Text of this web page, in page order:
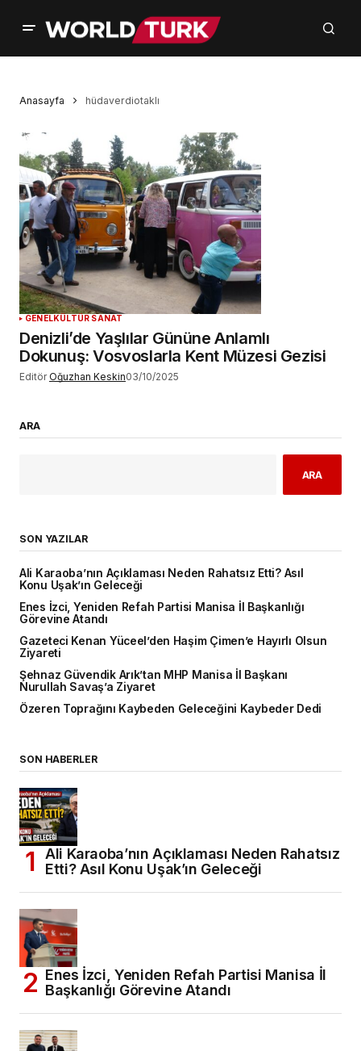
Anasayfa hüdaverdiotaklı
GENELKÜLTÜR SANAT
Denizli’de Yaşlılar Gününe Anlamlı
Dokunuş: Vosvoslarla Kent Müzesi Gezisi
Editör Oğuzhan Keskin03/10/2025
ARA
ARA
SON YAZILAR
Ali Karaoba’nın Açıklaması Neden Rahatsız Etti? Asıl
Konu Uşak’ın Geleceği
Enes İzci, Yeniden Refah Partisi Manisa İl Başkanlığı
Görevine Atandı
Gazeteci Kenan Yüceel’den Haşim Çimen’e Hayırlı Olsun
Ziyareti
Şehnaz Güvendik Arık’tan MHP Manisa İl Başkanı
Nurullah Savaş’a Ziyaret
Özeren Toprağını Kaybeden Geleceğini Kaybeder Dedi
SON HABERLER
Ali Karaoba’nın Açıklaması Neden Rahatsız
Etti? Asıl Konu Uşak’ın Geleceği
Enes İzci, Yeniden Refah Partisi Manisa İl
Başkanlığı Görevine Atandı